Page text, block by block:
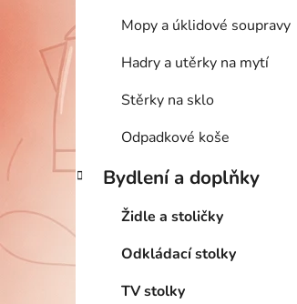
Mopy a úklidové soupravy
Hadry a utěrky na mytí
Stěrky na sklo
Odpadkové koše
Bydlení a doplňky
Židle a stoličky
Odkládací stolky
TV stolky